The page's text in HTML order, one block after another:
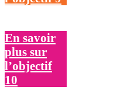
En savoir
plus sur
l’objectif
10